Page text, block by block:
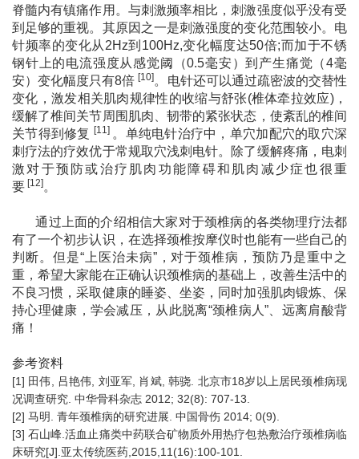
脊髓内有镇痛作用。与刺激频率相比，刺激强度似乎没有受
到足够的重视。其原因之一是刺激强度的变化范围较小。电
针频率的变化从 2Hz到100Hz,变化幅度达50倍;而加于不锈
钢针上的电流强度从感觉阈（0.5毫安）到产生痛觉（4毫
安）变化幅度只有8倍[10] 。电针还可以通过疏密波的交替性
变化，激发相关肌肉规律性的收缩与舒张(椎体牵拉效应)，
缓解了椎间关节周围肌肉、韧带的紧张状态，使紊乱的椎间
关节得到修复
[11] 。单纯电针治疗中，单穴加配穴的取穴深
刺疗法的疗效优于常规取穴浅刺电针。除了缓解疼痛，电刺
激对于预防或治疗肌肉功能障碍和肌肉减少症也很重
要 [12] 。
通过上面的介绍相信大家对于颈椎病的各类物理疗法都
有了一个初步认识，在选择颈椎按摩仪时也能有一些自己的
判断。但是“上医治未病”，对于颈椎病，预防乃是重中之
重，希望大家能在正确认识颈椎病的基础上，改善生活中的
不良习惯，采取健康的睡姿、坐姿，同时加强肌肉锻炼、保
持心理健康，学会减压，从此脱离“颈椎病人”、远离肩酸背
痛！
参考资料
[1] 田伟, 吕艳伟, 刘亚军, 肖斌, 韩骁. 北京市18岁以上居民颈椎病现
况调查研究. 中华骨科杂志 2012; 32(8): 707-13.
[2] 马明. 青年颈椎病的研究进展. 中国骨伤 2014; 0(9).
[3] 石山峰.活血止痛类中药联合矿物质外用热疗包热敷治疗颈椎病临
床研究[J].亚太传统医药,2015,11(16):100-101.